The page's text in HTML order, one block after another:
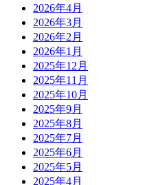
2026年4月
2026年3月
2026年2月
2026年1月
2025年12月
2025年11月
2025年10月
2025年9月
2025年8月
2025年7月
2025年6月
2025年5月
2025年4月